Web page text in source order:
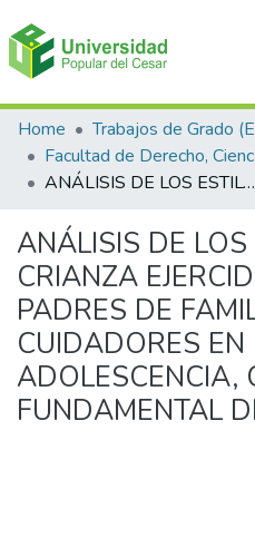
Communities & Collections
All of DSpace
Home
ANÁLISIS DE LOS ESTILOS DE CRIANZA EJERCIDOS POR LOS PADRES DE FAMILIA Y/O ADULTOS CUIDADORES EN LA ADOLESCENCIA, COMO ETAPA FUNDAMENTAL DEL CICLO VITAL
ANÁLISIS DE
CRIANZA
PADRES DE
CUIDADORES EN
ADOLESCENCIA,
FUNDAMENTAL